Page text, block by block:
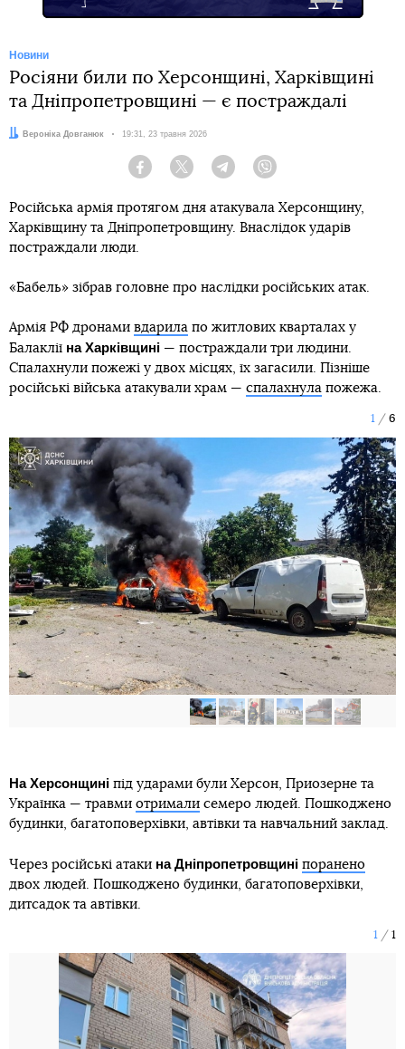
Новини
Росіяни били по Херсонщині, Харківщині
та Дніпропетровщині — є постраждалі
Автор:Вероніка Довганюк Дата:
19:31, 23 травня 2026
Facebook Twitter Telegram
Російська армія протягом дня атакувала Херсонщину,
Харківщину та Дніпропетровщину. Внаслідок ударів
постраждали люди.
«Бабель» зібрав головне про наслідки російських атак.
Армія РФ дронами вдарила по житлових кварталах у
Балаклії на Харківщині — постраждали три людини.
Спалахнули пожежі у двох місцях, їх загасили. Пізніше
російські війська атакували храм — спалахнула пожежа.
1 6
На Херсонщині під ударами були Херсон, Приозерне та
Українка — травми отримали семеро людей. Пошкоджено
будинки, багатоповерхівки, автівки та навчальний заклад.
Через російські атаки на Дніпропетровщині поранено
двох людей. Пошкоджено будинки, багатоповерхівки,
дитсадок та автівки.
1 1